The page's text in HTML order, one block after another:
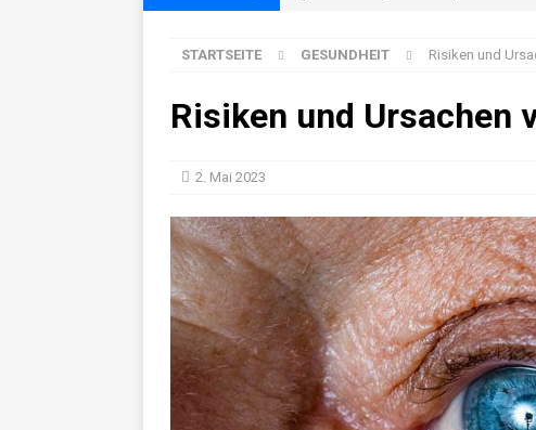
Hautveränderungen
GESUNDHEIT
[ 8. Juli 2026 ] Empathieverlust durch
GESUNDHEIT
STARTSEITE GESUNDHEIT Risiken und
Risiken und Ursachen
2. Mai 2023